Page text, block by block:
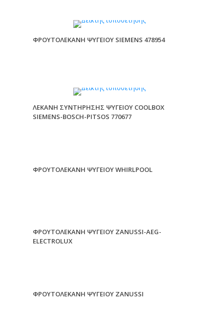
ΦΡΟΥΤΟΛΕΚΑΝΗ ΨΥΓΕΙΟΥ SIEMENS 478954
ΛΕΚΑΝΗ ΣΥΝΤΗΡΗΣΗΣ ΨΥΓΕΙΟΥ COOLBOX
SIEMENS-BOSCH-PITSOS 770677
ΦΡΟΥΤΟΛΕΚΑΝΗ ΨΥΓΕΙΟΥ WHIRLPOOL
ΦΡΟΥΤΟΛΕΚΑΝΗ ΨΥΓΕΙΟΥ ZANUSSI-AEG-
ELECTROLUX
ΦΡΟΥΤΟΛΕΚΑΝΗ ΨΥΓΕΙΟΥ ZANUSSI